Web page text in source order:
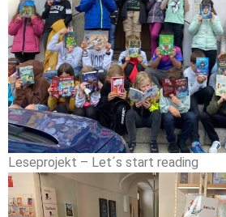
Leseprojekt – Let´s start reading